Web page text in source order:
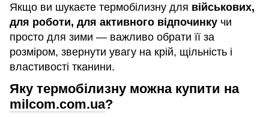
Якщо ви шукаєте термобілизну для військових,
для роботи, для активного відпочинку чи
просто для зими — важливо обрати її за
розміром, звернути увагу на крій, щільність і
властивості тканини.
Яку термобілизну можна купити на
milcom.com.ua?